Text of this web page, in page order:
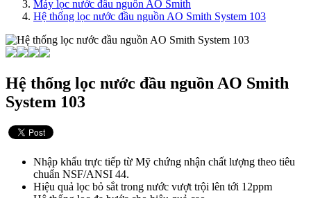
Máy lọc nước đầu nguồn AO Smith
Hệ thống lọc nước đầu nguồn AO Smith System 103
Hệ thống lọc nước đầu nguồn AO Smith
System 103
Nhập khẩu trực tiếp từ Mỹ chứng nhận chất lượng theo tiêu
chuẩn NSF/ANSI 44.
Hiệu quả lọc bỏ sắt trong nước vượt trội lên tới 12ppm